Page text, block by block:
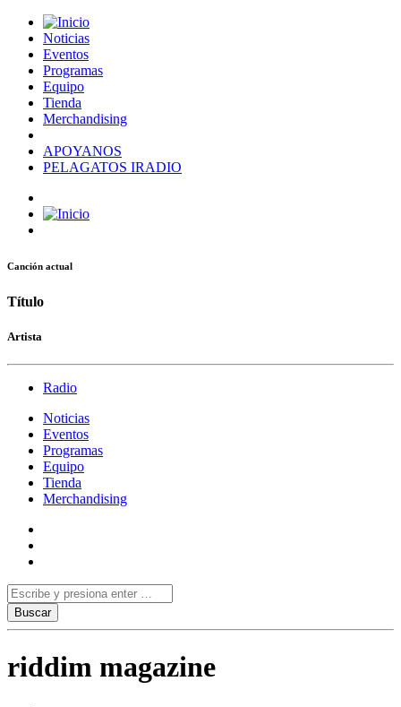
Noticias
Eventos
Programas
Equipo
Tienda
Merchandising
APOYANOS
PELAGATOS IRADIO
Canción actual
Título
Artista
Radio
Noticias
Eventos
Programas
Equipo
Tienda
Merchandising
riddim magazine